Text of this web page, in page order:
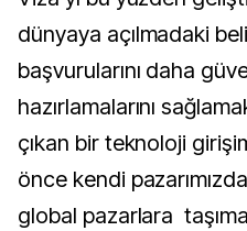
dünyaya açılmadaki
başvurularını daha
hazırlamalarını
çıkan bir teknoloji
önce kendi
global pazarlara